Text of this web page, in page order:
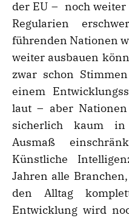
der EU – noch
Regularien
führenden Nationen
weiter ausbauen
zwar schon
einem
laut – aber
sicherlich kaum in
Ausmaß
Künstliche
Jahren alle
den Alltag
Entwicklung wird